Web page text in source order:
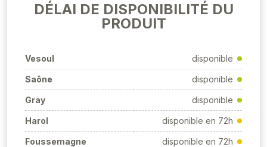
DÉLAI DE DISPONIBILITÉ DU
PRODUIT
Vesoul disponible
Saône disponible
Gray disponible
Harol disponible en 72h
Foussemagne disponible en 72h